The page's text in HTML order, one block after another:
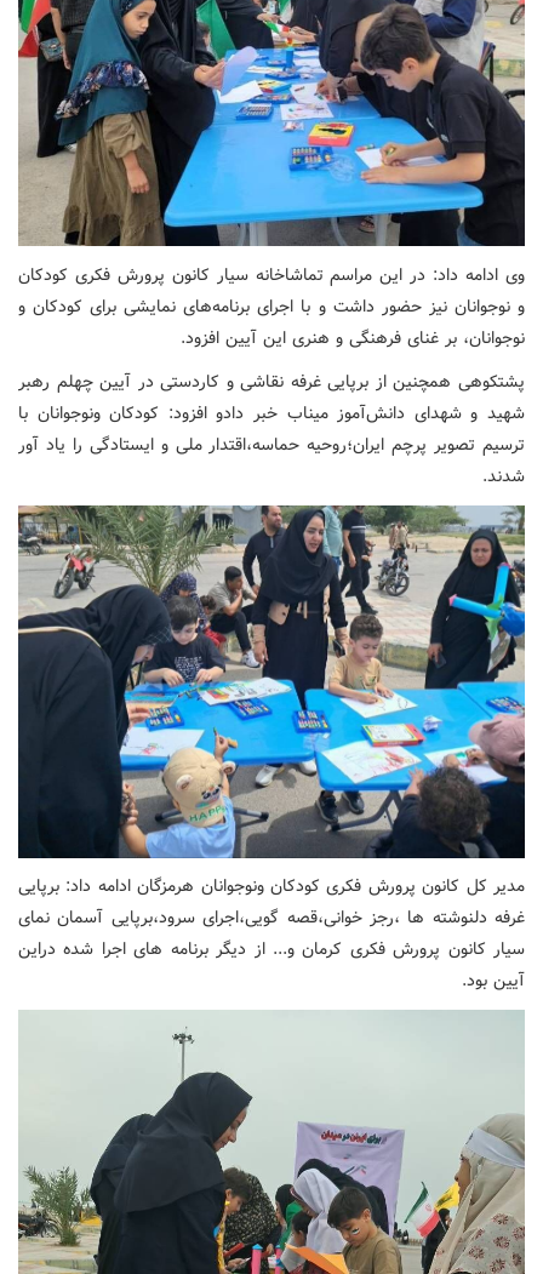
وی ادامه داد: در این مراسم تماشاخانه سیار کانون پرورش فکری کودکان
و نوجوانان نیز حضور داشت و با اجرای برنامه‌های نمایشی برای کودکان و
نوجوانان، بر غنای فرهنگی و هنری این آیین افزود.
پشتکوهی همچنین از برپایی غرفه نقاشی و کاردستی در آیین چهلم رهبر
شهید و شهدای دانش‌آموز میناب خبر دادو افزود: کودکان ونوجوانان با
ترسیم تصویر پرچم ایران؛روحیه حماسه،اقتدار ملی و ایستادگی را یاد آور
شدند.
مدیر کل کانون پرورش فکری کودکان ونوجوانان هرمزگان ادامه داد: برپایی
غرفه دلنوشته ها ،رجز خوانی،قصه گویی،اجرای سرود،برپایی آسمان نمای
سیار کانون پرورش فکری کرمان و... از دیگر برنامه های اجرا شده دراین
آیین بود.